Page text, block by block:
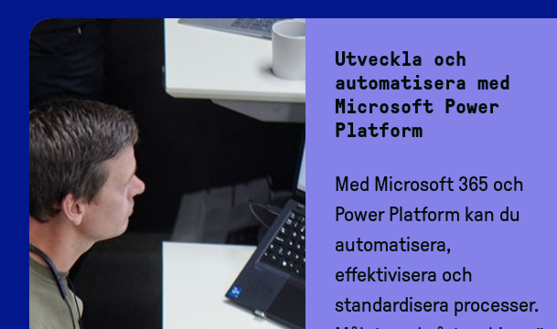
Utveckla och
automatisera med
Microsoft Power
Platform
Med Microsoft 365 och
Power Platform kan du
automatisera,
effektivisera och
standardisera processer.